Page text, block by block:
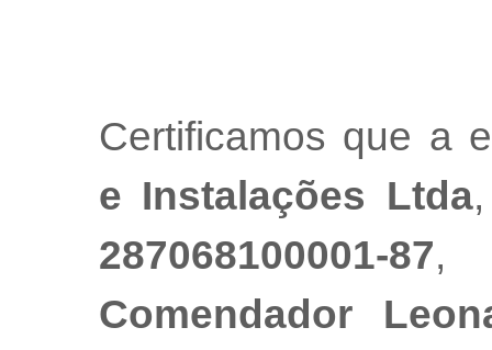
Certificamos que a
e Instalações Ltda
287068100001-87,
Comendador